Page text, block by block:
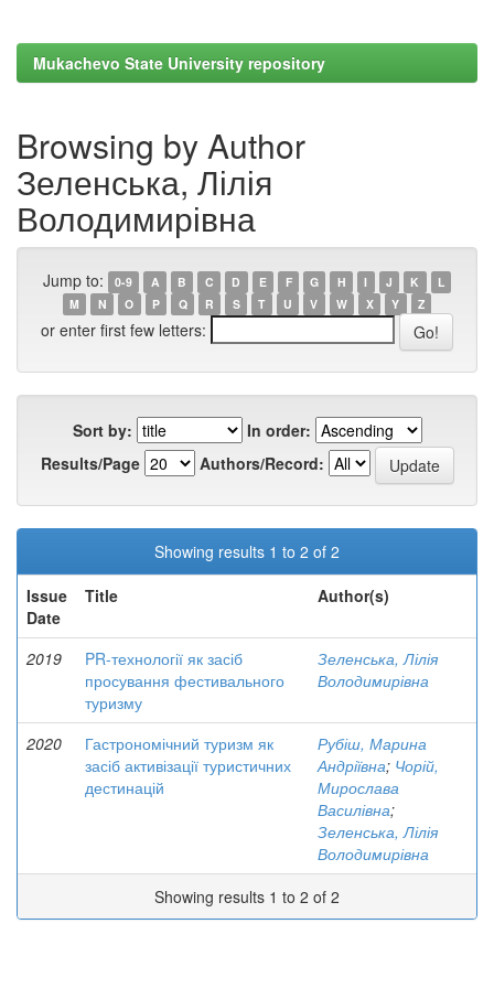
Mukachevo State University repository
Browsing by Author
Зеленська, Лілія
Володимирівна
Jump to: 0-9 A B C D E F G H I J K
L
M
N O P Q R S T U V W X Y Z
or enter first few letters:
Sort by:
In order:
Results/Page
Authors/Record:
Showing results 1 to 2 of 2
Issue
Date
Title Author(s)
2019
PR-технології як засіб
просування фестивального
туризму
Зеленська, Лілія
Володимирівна
2020
Гастрономічний туризм як
засіб активізації туристичних
дестинацій
Рубіш, Марина
Андріївна; Чорій,
Мирослава
Василівна;
Зеленська, Лілія
Володимирівна
Showing results 1 to 2 of 2